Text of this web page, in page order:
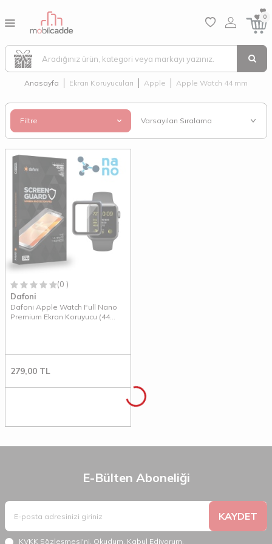
0
Anasayfa Ekran Koruyucuları Apple Apple Watch 44 mm
Filtre
(0 )
Dafoni
Dafoni Apple Watch Full Nano
Premium Ekran Koruyucu (44
279,00 TL
E-Bülten Aboneliği
KAYDET
KVKK Sözleşmesi'ni, Okudum, Kabul Ediyorum.